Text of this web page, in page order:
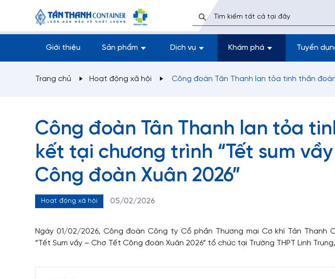
Giới thiệu Sản phẩm Dịch vụ Khám phá Tuyển
Trang chủ Hoạt động xã hội Công đoàn Tân Thanh lan tỏa tinh thần
Công đoàn Tân Thanh lan tỏa
kết tại chương trình “Tết sum
Công đoàn Xuân 2026”
Hoạt động xã hội 05/02/2026
Ngày 01/02/2026, Công đoàn Công ty Cổ phần Thương mại Cơ khí Tân Thanh
“Tết Sum vầy – Chợ Tết Công đoàn Xuân 2026” tổ chức tại Trường THPT Linh